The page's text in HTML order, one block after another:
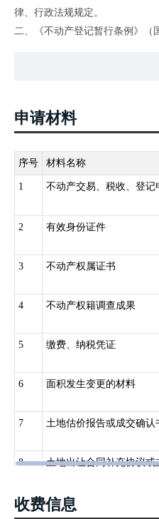
律、行政法规规定。
二、《不动产登记暂行条例》（
（九）抵押权;（十）法律规定需
产登记机构，负责不动产登记
第七条 不动产登记由不动产所
跨县级行政区域的不动产登记,
构协商办理；协商不成的,由共
国务院确定的重点国有林区的森
土资源主管部门会同有关部门规
请变更登记：（一）权利人的
主债权数额、债务履行期限、
利转移的变更情形。
有建设用地使用权及房屋所有权
第三十九条 具有独立利用价值
关规定办理。
已经登记的国有建设用地使用
1 权利人姓名或者名称、身份证
申请材料
序号 材料名称
1 不动产交易、税收、登记
2 有效身份证件
3 不动产权属证书
4 不动产权籍调查成果
5 缴费、纳税凭证
6 面积发生变更的材料
7 土地估价报告或成交确认
8
土地出让合同补充协议或
收费信息